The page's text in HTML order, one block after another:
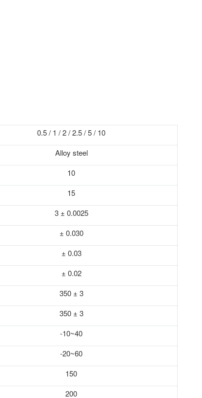
0.5 / 1 / 2 / 2.5 / 5 / 10
Alloy steel
10
15
3 ± 0.0025
± 0.030
± 0.03
± 0.02
350 ± 3
350 ± 3
-10~40
-20~60
150
200